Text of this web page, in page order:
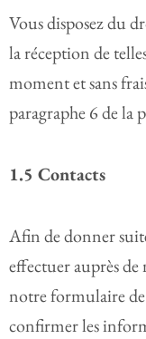
Vous disposez du
la réception de
moment et sans
paragraphe 6 de la
1.5 Contacts
Afin de donner
effectuer auprès
notre formulaire
confirmer les